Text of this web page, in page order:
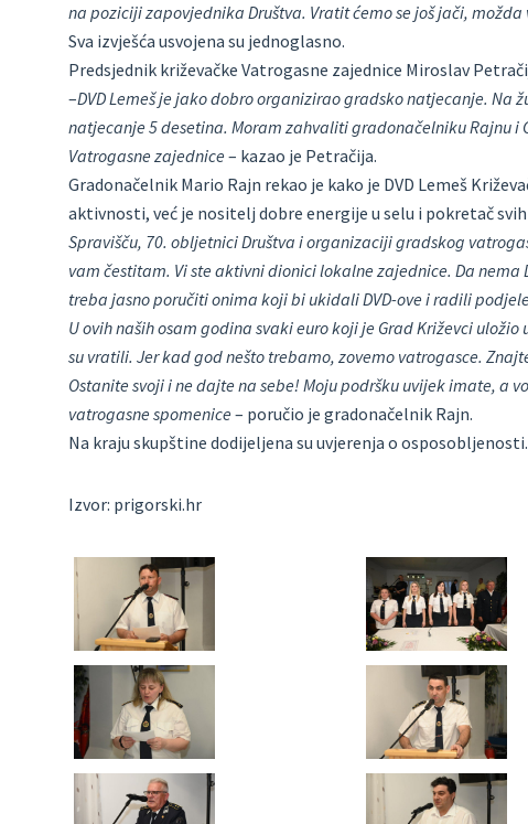
na poziciji zapovjednika Društva. Vratit ćemo se još jači,
Sva izvješća usvojena su jednoglasno.
Predsjednik križevačke Vatrogasne zajednice Miroslav
–DVD Lemeš je jako dobro organizirao gradsko natjecanje.
natjecanje 5 desetina. Moram zahvaliti gradonačelniku Rajnu
Vatrogasne zajednice – kazao je Petračija.
Gradonačelnik Mario Rajn rekao je kako je DVD Lemeš
aktivnosti, već je nositelj dobre energije u selu i pokretač
Spravišču, 70. obljetnici Društva i organizaciji gradskog
vam čestitam. Vi ste aktivni dionici lokalne zajednice. Da
treba jasno poručiti onima koji bi ukidali DVD-ove i radili
U ovih naših osam godina svaki euro koji je Grad Križevci
su vratili. Jer kad god nešto trebamo, zovemo vatrogasce.
Ostanite svoji i ne dajte na sebe! Moju podršku uvijek imate, a
vatrogasne spomenice – poručio je gradonačelnik Rajn.
Na kraju skupštine dodijeljena su uvjerenja o osposobljenosti.
Izvor: prigorski.hr